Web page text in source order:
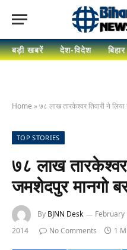
बड़ी खबरें देश-विदेश बिहार
Home »७८ लाख तारकेश्वर तिवारी ने
TOP STORIES
७८ लाख तारकेश्वर
जमशेदपुर मानगो
By BJNN Desk February
2014
No Comments 1